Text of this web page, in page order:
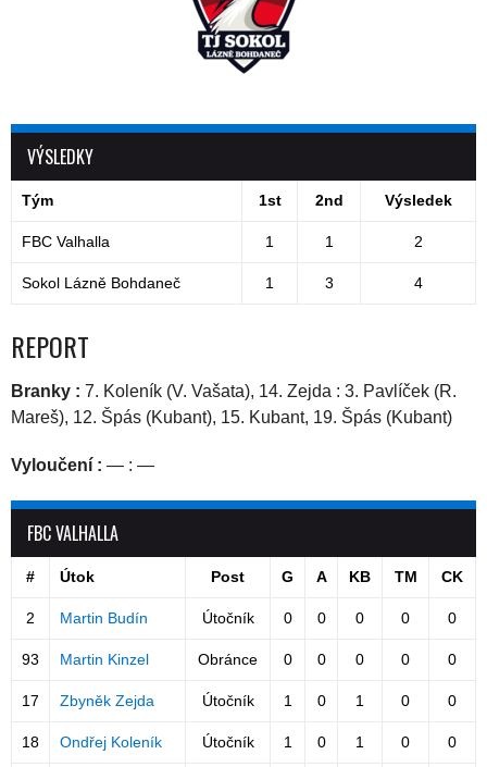
VÝSLEDKY
Tým 1st 2nd Výsledek
FBC Valhalla 1 1 2
Sokol Lázně Bohdaneč 1 3 4
REPORT
Branky : 7. Koleník (V. Vašata), 14. Zejda : 3. Pavlíček (R.
Mareš), 12. Špás (Kubant), 15. Kubant, 19. Špás (Kubant)
Vyloučení : — : —
FBC VALHALLA
# Útok Post G A KB TM CK
2 Martin Budín Útočník 0 0 0 0 0
93 Martin Kinzel Obránce 0 0 0 0 0
17 Zbyněk Zejda Útočník 1 0 1 0 0
18 Ondřej Koleník Útočník 1 0 1 0 0